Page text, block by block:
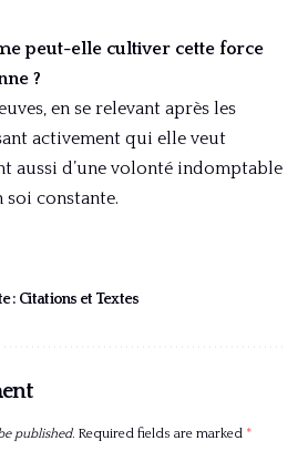
peut-elle cultiver cette force
?
en se relevant après les
activement qui elle veut
aussi d’une volonté indomptable
soi constante.
: Citations et Textes
published. Required fields are marked *